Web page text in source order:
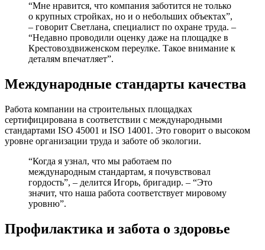
“Мне нравится, что компания заботится не только
о крупных стройках, но и о небольших объектах”,
– говорит Светлана, специалист по охране труда. –
“Недавно проводили оценку даже на площадке в
Крестовоздвиженском переулке. Такое внимание к
деталям впечатляет”.
Международные стандарты качества
Работа компании на строительных площадках
сертифицирована в соответствии с международными
стандартами ISO 45001 и ISO 14001. Это говорит о высоком
уровне организации труда и заботе об экологии.
“Когда я узнал, что мы работаем по
международным стандартам, я почувствовал
гордость”, – делится Игорь, бригадир. – “Это
значит, что наша работа соответствует мировому
уровню”.
Профилактика и забота о здоровье